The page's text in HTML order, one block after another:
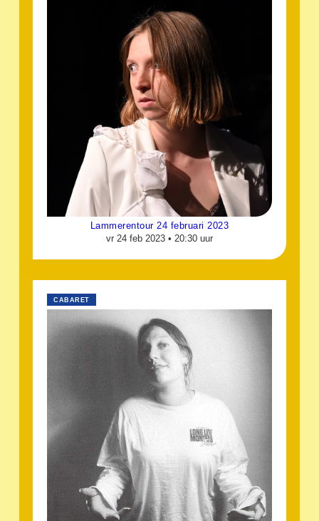
Lammerentour 24 februari 2023
vr 24 feb 2023 • 20:30 uur
CABARET